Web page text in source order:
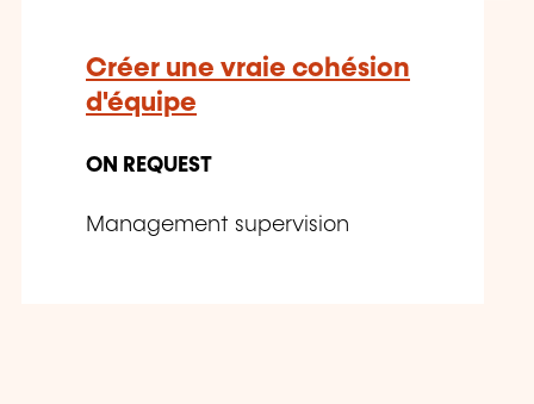
Créer une vraie cohésion
d'équipe
ON REQUEST
Management supervision